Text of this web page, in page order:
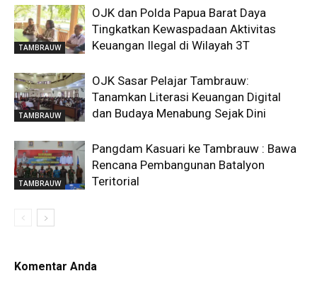
TAMBRAUW
OJK dan Polda Papua Barat Daya
Tingkatkan Kewaspadaan Aktivitas
Keuangan Ilegal di Wilayah 3T
TAMBRAUW
OJK Sasar Pelajar Tambrauw:
Tanamkan Literasi Keuangan Digital
dan Budaya Menabung Sejak Dini
TAMBRAUW
Pangdam Kasuari ke Tambrauw : Bawa
Rencana Pembangunan Batalyon
Teritorial
Komentar Anda